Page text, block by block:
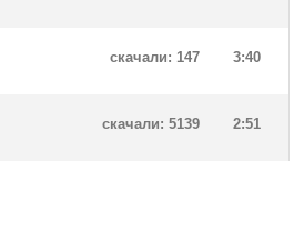
3:40
скачали: 147
2:51
скачали: 5139